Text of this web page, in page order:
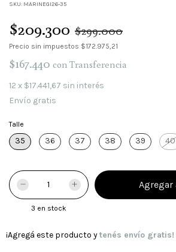
SKU: MARINEGI26-35
$209.300 $299.000
Precio sin impuestos $172.975,21
$167.440 con Transferencia
12 x $17.441,67 sin interés
Envío gratis
Talle
35 36 37 38 39 40
3 en stock
¡Agregá este producto ytenés envío gratis!